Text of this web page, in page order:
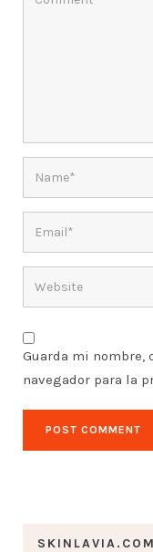
Guarda mi nombre,
navegador para la